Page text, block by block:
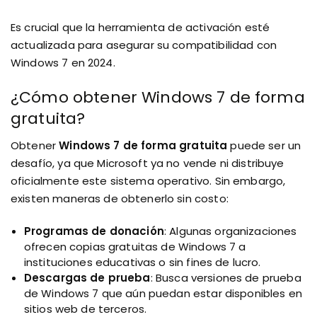
Es crucial que la herramienta de activación esté
actualizada para asegurar su compatibilidad con
Windows 7 en 2024.
¿Cómo obtener Windows 7 de forma
gratuita?
ObtenerWindows 7 de forma gratuita puede ser un
desafío, ya que Microsoft ya no vende ni distribuye
oficialmente este sistema operativo. Sin embargo,
existen maneras de obtenerlo sin costo:
Programas de donación: Algunas organizaciones
ofrecen copias gratuitas de Windows 7 a
instituciones educativas o sin fines de lucro.
Descargas de prueba: Busca versiones de prueba
de Windows 7 que aún puedan estar disponibles en
sitios web de terceros.